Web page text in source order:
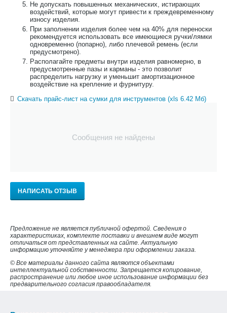
Не допускать повышенных механических, истирающих
воздействий, которые могут привести к преждевременному
износу изделия.
При заполнении изделия более чем на 40% для переноски
рекомендуется использовать все имеющиеся ручки/лямки
одновременно (попарно), либо плечевой ремень (если
предусмотрено).
Располагайте предметы внутри изделия равномерно, в
предусмотренные пазы и карманы - это позволит
распределить нагрузку и уменьшит амортизационное
воздействие на крепление и фурнитуру.
Скачать прайс-лист на сумки для инструментов (xls 6.42 Мб)
Сообщения не найдены
НАПИСАТЬ ОТЗЫВ
Предложение не является публичной офертой. Сведения о
характеристиках, комплекте поставки и внешнем виде могут
отличаться от представленных на сайте. Актуальную
информацию уточняйте у менеджера при оформлении заказа.
© Все материалы данного сайта являются объектами
интеллектуальной собственности. Запрещается копирование,
распространение или любое иное использование информации без
предварительного согласия правообладателя.